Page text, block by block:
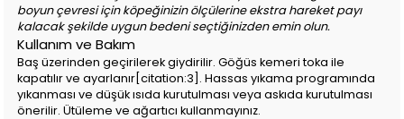
boyun çevresi için köpeğinizin ölçülerine ekstra hareket payı
kalacak şekilde uygun bedeni seçtiğinizden emin olun.
Kullanım ve Bakım
Baş üzerinden geçirilerek giydirilir. Göğüs kemeri toka ile
kapatılır ve ayarlanır[citation:3]. Hassas yıkama programında
yıkanması ve düşük ısıda kurutulması veya askıda kurutulması
önerilir. Ütüleme ve ağartıcı kullanmayınız.